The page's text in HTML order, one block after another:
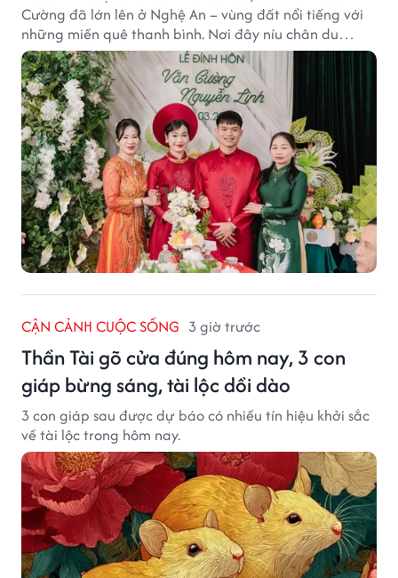
Cường đã lớn lên ở Nghệ An – vùng đất nổi tiếng với
những miền quê thanh bình. Nơi đây níu chân du
khách bằng cánh đồng xanh, làng quê yên ả và nhịp
sống chậm đầy bình yên.
CẬN CẢNH CUỘC SỐNG 3 giờ trước
Thần Tài gõ cửa đúng hôm nay, 3 con
giáp bừng sáng, tài lộc dồi dào
3 con giáp sau được dự báo có nhiều tín hiệu khởi sắc
về tài lộc trong hôm nay.